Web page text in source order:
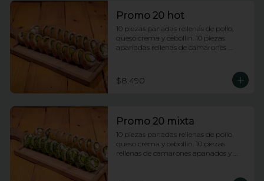
Promo 20 hot
10 piezas panadas rellenas de pollo,
queso crema y cebollin. 10 piezas
apanadas rellenas de camarones
$8.490
Promo 20 mixta
10 piezas panadas rellenas de pollo,
queso crema y cebollin. 10 piezas
rellenas de camarones apanados y